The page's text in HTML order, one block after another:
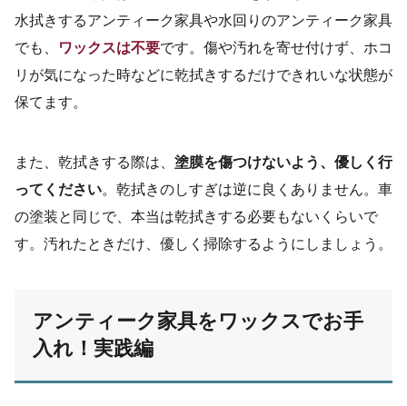
水拭きするアンティーク家具や水回りのアンティーク家具
でも、
ワックスは不要です。傷や汚れを寄せ付けず、ホコ
リが気になった時などに乾拭きするだけできれいな状態が
保てます。
また、乾拭きする際は、 塗膜を傷つけないよう、優しく行
ってください。乾拭きのしすぎは逆に良くありません。車
の塗装と同じで、本当は乾拭きする必要もないくらいで
す。汚れたときだけ、優しく掃除するようにしましょう。
アンティーク家具をワックスでお手
入れ！実践編